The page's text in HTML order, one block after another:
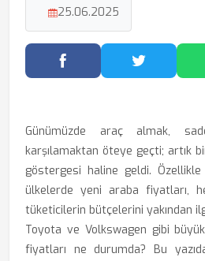
25.06.2025
Facebook'ta Paylaş
Günümüzde araç almak,
karşılamaktan öteye geçti; artık
göstergesi haline geldi.
ülkelerde yeni araba fiyatları,
tüketicilerin bütçelerini yakından
Toyota ve Volkswagen gibi
fiyatları ne durumda? Bu